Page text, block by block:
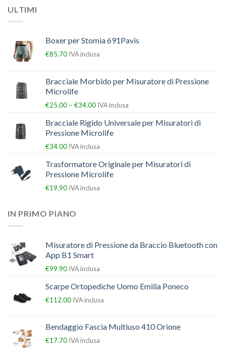
ULTIMI
Boxer per Stomia 691Pavis
€85.70 IVA inclusa
Bracciale Morbido per Misuratore di Pressione
Microlife
€25.00 – €34.00 IVA inclusa
Bracciale Rigido Universale per Misuratori di
Pressione Microlife
€34.00 IVA inclusa
Trasformatore Originale per Misuratori di
Pressione Microlife
€19.90 IVA inclusa
IN PRIMO PIANO
Misuratore di Pressione da Braccio Bluetooth con
App B1 Smart
€99.90 IVA inclusa
Scarpe Ortopediche Uomo Emilia Poneco
€112.00 IVA inclusa
Bendaggio Fascia Multiuso 410 Orione
€17.70 IVA inclusa